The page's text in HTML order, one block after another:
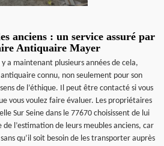
anciens : un service assuré par
Antiquaire Mayer
a maintenant plusieurs années de cela,
connu, non seulement pour son
de l’éthique. Il peut être contacté si vous
vous voulez faire évaluer. Les propriétaires
Sur Seine dans le 77670 choisissent de lui
l’estimation de leurs meubles anciens, car
qu’il soit besoin de les transporter auprès